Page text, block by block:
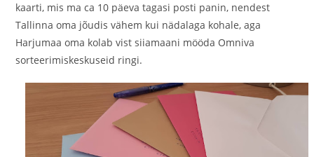
kaarti, mis ma ca 10 päeva tagasi posti panin, nendest
Tallinna oma jõudis vähem kui nädalaga kohale, aga
Harjumaa oma kolab vist siiamaani mööda Omniva
sorteerimiskeskuseid ringi.